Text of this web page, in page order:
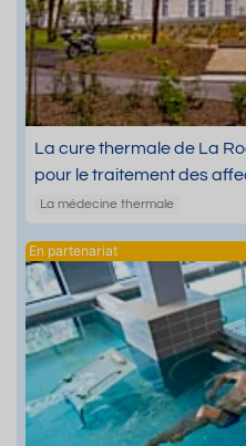
La cure thermale de La
pour le traitement des
La médecine thermale